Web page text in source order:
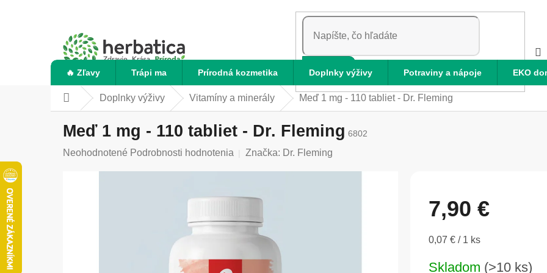
HĽADAŤ
🔥 Zľavy Trápi ma Prírodná kozmetika Doplnky výživy Potraviny a nápoje EKO
DomovDoplnky výživy Vitamíny a minerály Meď 1 mg - 110 tabliet - Dr. Fleming
Meď 1 mg - 110 tabliet - Dr. Fleming 6802
Priemerné
Neohodnotené Podrobnosti hodnotenia Značka: Dr. Fleming
7,90 €
Jednotková
0,07 € / 1 ks
Skladom (>10 ks)